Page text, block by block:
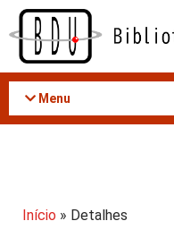
Acessar
conteúdo
Menu
Início » Detalhes